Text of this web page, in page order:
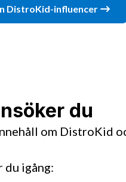
DistroKid-influencer
du
om DistroKid
du igång: